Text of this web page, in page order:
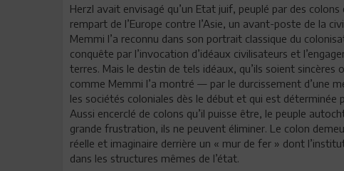
Herzl avait envisagé qu’un Etat juif, peuplé par des
rempart de l’Europe contre l’Asie, un avant-poste de la
Memmi l’a reconnu dans son portrait classique du
conquête par l’invocation d’idéaux civilisateurs et
terres. Mais le destin de tels idéaux, qu’ils soient
comme Memmi l’a montré — par le durcissement d’une
les sociétés coloniales dès le début et qui est
Aussi encerclé de colons qu’il puisse être, le peuple
grande frustration, ils ne peuvent éliminer. Le colon
réelle et imaginaire derrière un « mur de fer » dont
dans les structures mêmes de l’état.